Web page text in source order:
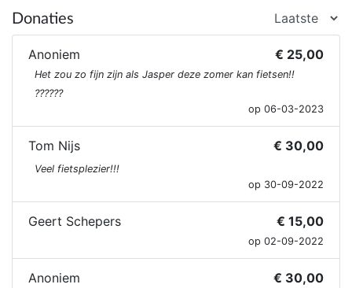
Donaties
Anoniem € 25,00
Het zou zo fijn zijn als Jasper deze zomer kan fietsen!!
??????
op 06-03-2023
Tom Nijs € 30,00
Veel fietsplezier!!!
op 30-09-2022
Geert Schepers € 15,00
op 02-09-2022
Anoniem € 30,00